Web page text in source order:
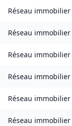
Réseau immobilier
Réseau immobilier
Réseau immobilier
Réseau immobilier
Réseau immobilier
Réseau immobilier